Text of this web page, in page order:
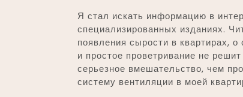
Я стал искать информацию в
специализированных изданиях.
появления сырости в квартирах,
и простое проветривание не
серьезное вмешательство, чем
систему вентиляции в моей